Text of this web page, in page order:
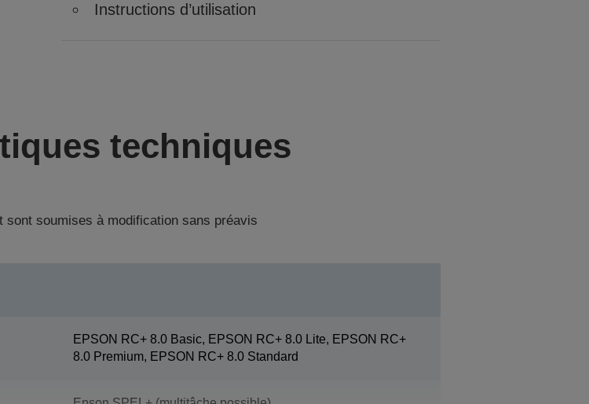
Instructions d’utilisation
techniques
soumises à modification sans préavis
EPSON RC+ 8.0 Basic, EPSON RC+ 8.0 Lite, EPSON RC+
8.0 Premium, EPSON RC+ 8.0 Standard